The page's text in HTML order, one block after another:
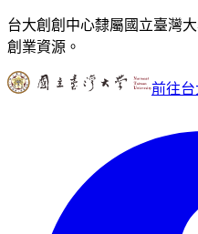
台大創創中心隸屬國立臺灣
創業資源。
前往台